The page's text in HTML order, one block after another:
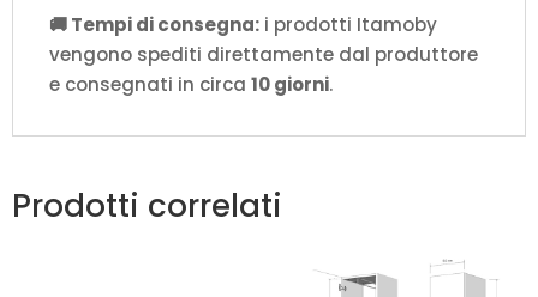
🚚 Tempi di consegna: i prodotti Itamoby
vengono spediti direttamente dal produttore
e consegnati in circa 10 giorni.
Prodotti correlati